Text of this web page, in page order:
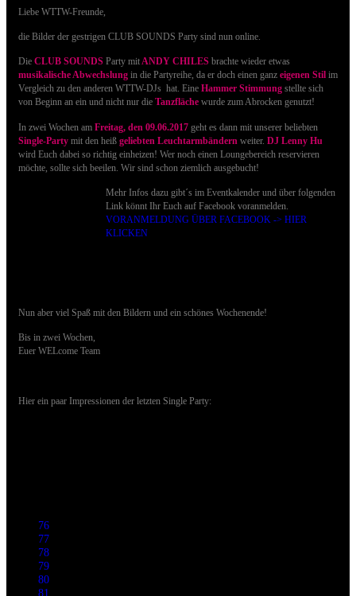
Liebe WTTW-Freunde,
die Bilder der gestrigen CLUB SOUNDS Party sind nun online.
Die CLUB SOUNDS Party mitANDY CHILES brachte wieder etwas
musikalische Abwechslung in die Partyreihe, da er doch einen ganz eigenen Stil im
Vergleich zu den anderen WTTW-DJs hat. Eine Hammer Stimmung stellte sich
von Beginn an ein und nicht nur die Tanzfläche wurde zum Abrocken genutzt!
In zwei Wochen am Freitag, den 09.06.2017 geht es dann mit unserer beliebten
Single-Party mit den heiß geliebten Leuchtarmbändern weiter. DJ Lenny Hu
wird Euch dabei so richtig einheizen! Wer noch einen Loungebereich reservieren
möchte, sollte sich beeilen. Wir sind schon ziemlich ausgebucht!
Mehr Infos dazu gibt´s im Eventkalender und über folgenden
Link könnt Ihr Euch auf Facebook voranmelden.
VORANMELDUNG ÜBER FACEBOOK -> HIER
KLICKEN
Nun aber viel Spaß mit den Bildern und ein schönes Wochenende!
Bis in zwei Wochen,
Euer WELcome Team
Hier ein paar Impressionen der letzten Single Party:
76
77
78
79
80
81